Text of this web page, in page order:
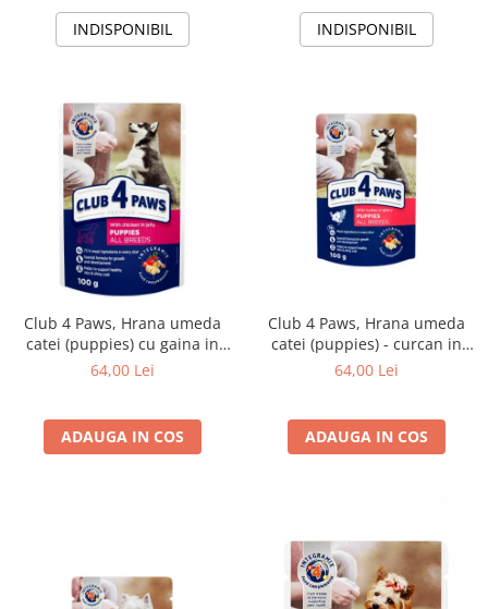
INDISPONIBIL INDISPONIBIL
Club 4 Paws, Hrana umeda
catei (puppies) cu gaina in
jeleu, set 24x100g
64,00 Lei
ADAUGA IN COS
Club 4 Paws, Hrana umeda
catei (puppies) - curcan in
sos, set 24*100g
64,00 Lei
ADAUGA IN COS